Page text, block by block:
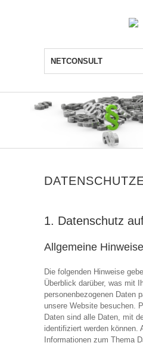
NETCONSULT
1. Datenschutz
Allgemeine Hinweise
Die folgenden Hinweise
Überblick darüber, was mit
personenbezogenen Daten
unsere Website besuchen.
Daten sind alle Daten, mit
identifiziert werden können.
Informationen zum Thema